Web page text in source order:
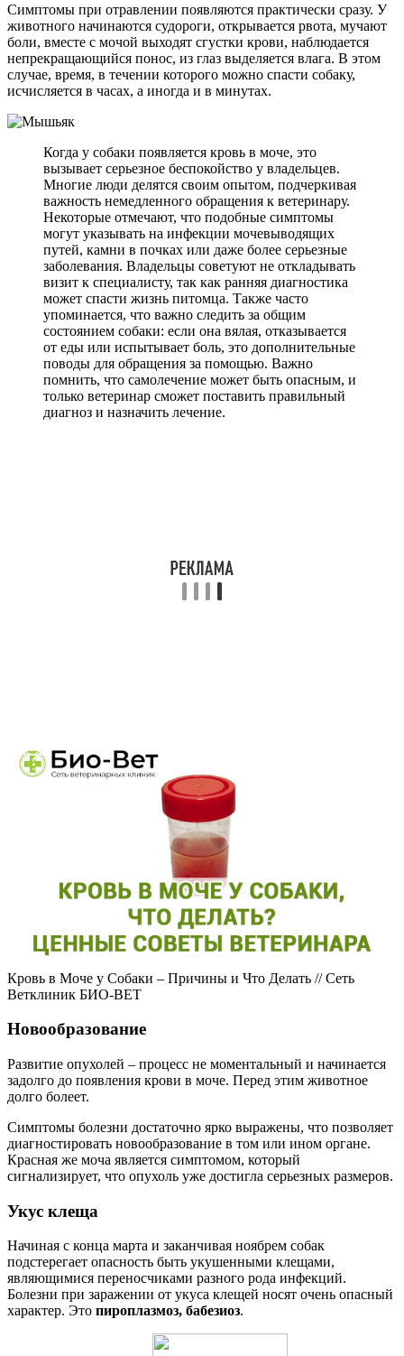
Симптомы при отравлении появляются практически сразу. У
животного начинаются судороги, открывается рвота, мучают
боли, вместе с мочой выходят сгустки крови, наблюдается
непрекращающийся понос, из глаз выделяется влага. В этом
случае, время, в течении которого можно спасти собаку,
исчисляется в часах, а иногда и в минутах.
Когда у собаки появляется кровь в моче, это
вызывает серьезное беспокойство у владельцев.
Многие люди делятся своим опытом, подчеркивая
важность немедленного обращения к ветеринару.
Некоторые отмечают, что подобные симптомы
могут указывать на инфекции мочевыводящих
путей, камни в почках или даже более серьезные
заболевания. Владельцы советуют не откладывать
визит к специалисту, так как ранняя диагностика
может спасти жизнь питомца. Также часто
упоминается, что важно следить за общим
состоянием собаки: если она вялая, отказывается
от еды или испытывает боль, это дополнительные
поводы для обращения за помощью. Важно
помнить, что самолечение может быть опасным, и
только ветеринар сможет поставить правильный
диагноз и назначить лечение.
Кровь в Моче у Собаки – Причины и Что Делать // Сеть
Ветклиник БИО-ВЕТ
Новообразование
Развитие опухолей – процесс не моментальный и начинается
задолго до появления крови в моче. Перед этим животное
долго болеет.
Симптомы болезни достаточно ярко выражены, что позволяет
диагностировать новообразование в том или ином органе.
Красная же моча является симптомом, который
сигнализирует, что опухоль уже достигла серьезных размеров.
Укус клеща
Начиная с конца марта и заканчивая ноябрем собак
подстерегает опасность быть укушенными клещами,
являющимися переносчиками разного рода инфекций.
Болезни при заражении от укуса клещей носят очень опасный
характер. Это пироплазмоз, бабезиоз.